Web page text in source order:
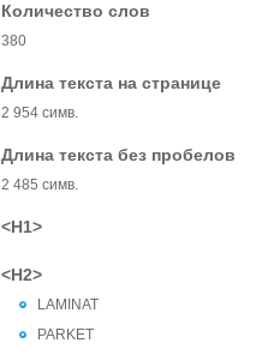
Количество слов
380
Длина текста на странице
2 954 симв.
Длина текста без пробелов
2 485 симв.
<H1>
<H2>
LAMINAT
PARKET